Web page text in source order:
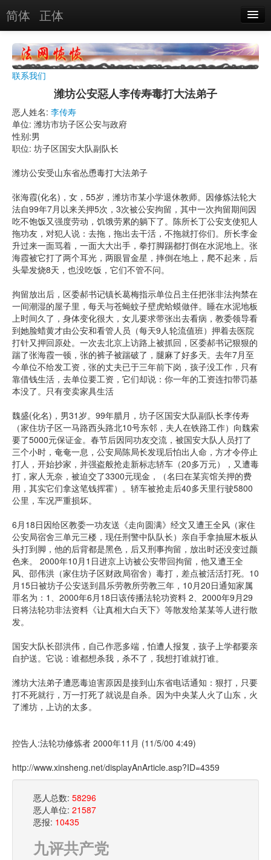
简体 正体
恶报实例
恶人单位
单位图片
搜索
关于
联系我们
潍坊公安惡人李传寿毒打大法弟子
恶人姓名: 李传寿
单位: 潍坊市坊子区公安与政府
性别:男
职位: 坊子区国安大队副队长
潍坊公安受山东省怂恿毒打大法弟子
张海霞(化名)，女，55岁，潍坊市某小学退休教师。因修炼法轮大
法自99年7月以来关押5次，3次被公安拘留，其中一次拘留期间因
吃不饱饭又强度劳动，饥饿劳累的躺下了。陈所长丁公安支使犯人
拖功友，对犯人说：去拖，拖出去干活，不拖就打你们。所长李金
升过来一面骂着，一面大大出手，拳打脚踢都打倒在水泥地上。张
海霞被它打了两个耳光，两眼冒金星，摔倒在地上，爬不起来，后
头晕发烧8天，也没吃饭，它们不管不问。
拘留放出后，区委郝书记镇长葛梅指示单位吕主任把张非法拘禁在
一间潮湿的屋子里，每天与苍蝇蚊子壁虎蛤蟆做伴。睡在水泥地板
上时间久了，身体变化很大，女儿要求带张出去看病，教委领导看
到她脸蜡黄才由公安和看管人员（每天9人轮流值班）押着去医院
打针又押回原处。一次去北京上访路上被抓回，区委郝书记狠狠的
踹了张海霞一顿，张的裤子被踹破了，腿麻了好多天。去年7月至
今单位不给发工资，张的丈夫已于三年前下岗，孩子没工作，只有
靠借钱生活，去单位要工资，它们却说：你一年的工资连扣带罚基
本没了。只有变卖家具生活
魏盛(化名)，男31岁。99年腊月，坊子区国安大队副队长李传寿
（家住坊子区一马路西头路北10号东邻，夫人在铁路工作）向魏索
要了5000元保证金。春节后因同功友交流，被国安大队人员打了
三个小时，奄奄一息，公安局陈局长发现后怕出人命，方才令停止
打人，开始抄家，并强盗般抢走新标志轿车（20多万元），又遭毒
打，家人无奈，被迫交了3300元现金，（名曰在某宾馆关押的费
用，其实它们拿这笔钱挥霍）。轿车被抢走后40多天里行驶5800
公里，车况严重损坏。
6月18日因给区教委一功友送《走向圆满》经文又遭王全风（家住
公安局宿舍三单元三楼，现任刑警中队队长）亲自手拿抽屉木板从
头打到脚，他的后背都是黑色，后又刑事拘留，放出时还没变过颜
色来。 2000年10月1日进京上访被公安带回拘留，他又遭王全
风、邵伟洪（家住坊子区财政局宿舍）毒打，差点被活活打死。10
月15日被坊子公安送到昌乐劳教所劳教三年，10月20日通知家属
罪名为：1、2000年6月18日该传播法轮功资料 2、2000年9月29
日将法轮功非法资料《让真相大白天下》等散发给某某等人进行散
发。
国安大队长邵洪伟，自己作恶多端，怕遭人报复，孩子上学都要亲
自护送。它说：谁都想杀我，杀不了，我想打谁就打谁。
潍坊大法弟子遭恶毒迫害原因是接到山东省电话通知：狠打，只要
打不死就行，万一打死了就说是自杀。因为中央某人火了山东，火
了潍坊，上访的太多。
控告人:法轮功修炼者 2000年11月 (11/5/00 4:49)
http://www.xinsheng.net/displayAnArticle.asp?ID=4359
恶人总数: 58296
恶人单位: 21587
恶报: 10435
九评共产党